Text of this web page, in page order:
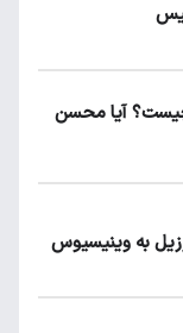
آیا محسن
به وینیسیوس